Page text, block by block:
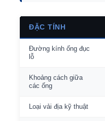
ĐẶC TÍNH
Đường kính ống đục
lỗ
Khoảng cách giữa
các ống
Loại vải địa kỹ thuật